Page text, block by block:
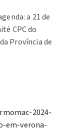
a 21 de
CPC do
Província de